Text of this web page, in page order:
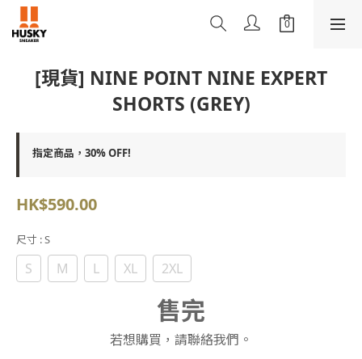
[現貨] NINE POINT NINE EXPERT
SHORTS (GREY)
指定商品，30% OFF!
HK$590.00
尺寸 : S
S M L XL 2XL
售完
若想購買，請聯絡我們。